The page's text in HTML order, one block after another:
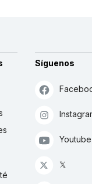
Síguenos
Youtube
𝕏